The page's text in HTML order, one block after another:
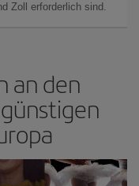
Zoll erforderlich sind.
an den